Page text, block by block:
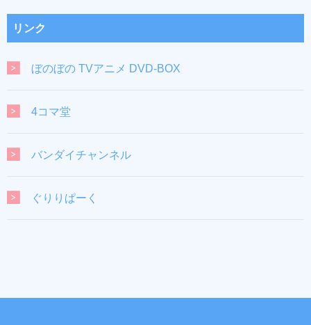
リンク
ぼのぼの TVアニメ DVD-BOX
4コマ堂
バンダイチャンネル
ぐりりぱーく